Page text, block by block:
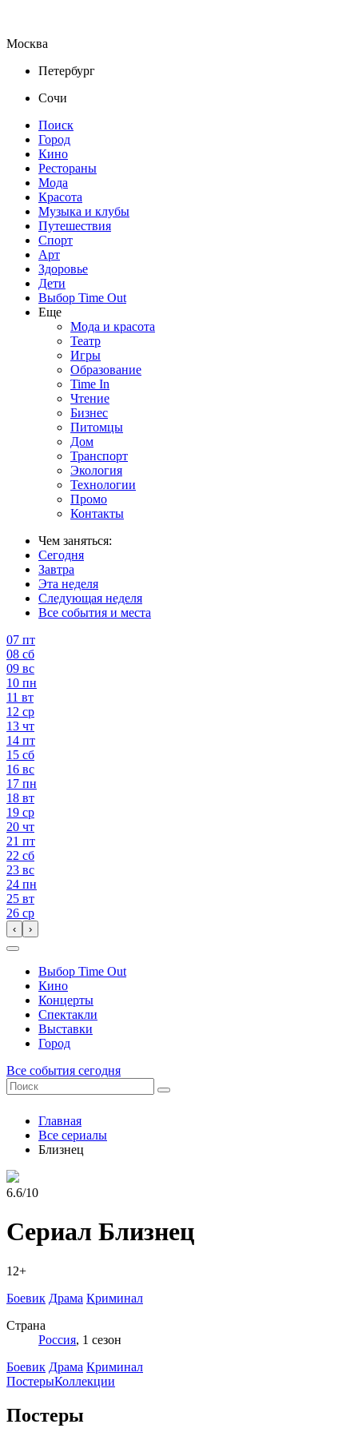
Москва
Петербург
Сочи
Поиск
Город
Кино
Рестораны
Мода
Красота
Музыка и клубы
Путешествия
Спорт
Арт
Здоровье
Дети
Выбор Time Out
Еще
Мода и красота
Театр
Игры
Образование
Time In
Чтение
Бизнес
Питомцы
Дом
Транспорт
Экология
Технологии
Промо
Контакты
Чем заняться:
Сегодня
Завтра
Эта неделя
Следующая неделя
Все события и места
07 пт
08 сб
09 вс
10 пн
11 вт
12 ср
13 чт
14 пт
15 сб
16 вс
17 пн
18 вт
19 ср
20 чт
21 пт
22 сб
23 вс
24 пн
25 вт
26 ср
‹ ›
Выбор Time Out
Кино
Концерты
Спектакли
Выставки
Город
Все события сегодня
Главная
Все сериалы
Близнец
6.6/10
Сериал Близнец
12+
Боевик Драма Криминал
Страна
Россия, 1 сезон
Боевик Драма Криминал
ПостерыКоллекции
Постеры